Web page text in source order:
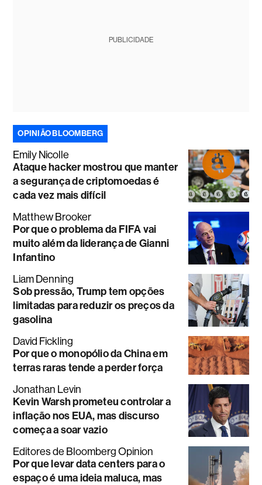
PUBLICIDADE
OPINIÃO BLOOMBERG
Emily Nicolle
Ataque hacker mostrou que manter
a segurança de criptomoedas é
cada vez mais difícil
Matthew Brooker
Por que o problema da FIFA vai
muito além da liderança de Gianni
Infantino
Liam Denning
Sob pressão, Trump tem opções
limitadas para reduzir os preços da
gasolina
David Fickling
Por que o monopólio da China em
terras raras tende a perder força
Jonathan Levin
Kevin Warsh prometeu controlar a
inflação nos EUA, mas discurso
começa a soar vazio
Editores de Bloomberg Opinion
Por que levar data centers para o
espaço é uma ideia maluca, mas